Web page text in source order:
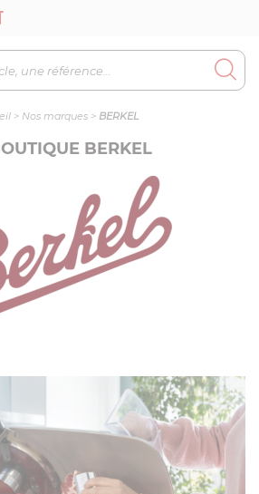
> Nos marques> BERKEL
BERKEL